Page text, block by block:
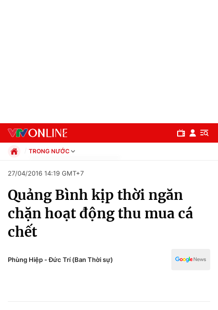
Chuyên mục
Chính trị
TRONG NƯỚC
Xã hội
Pháp luật
Kinh tế
Thể thao
Truyền hình
Đời sống
27/04/2016 14:19 GMT+7
Quảng Bình kịp thời ngăn
chặn hoạt động thu mua cá
chết
Phùng Hiệp - Đức Trí (Ban Thời sự)